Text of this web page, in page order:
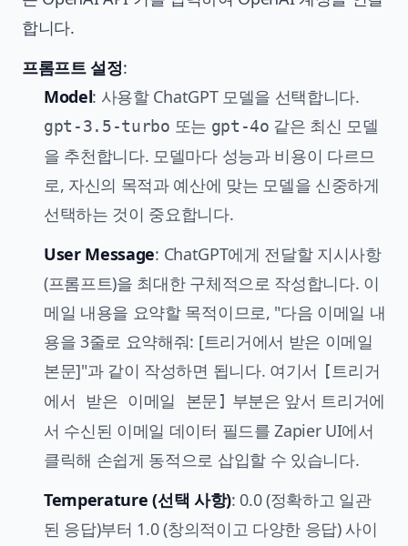
합니다.
프롬프트 설정:
Model: 사용할 ChatGPT 모델을 선택합니다.
gpt-3.5-turbo 또는 gpt-4o 같은 최신 모델
을 추천합니다. 모델마다 성능과 비용이 다르므
로, 자신의 목적과 예산에 맞는 모델을 신중하게
선택하는 것이 중요합니다.
User Message: ChatGPT에게 전달할 지시사항
(프롬프트)을 최대한 구체적으로 작성합니다. 이
메일 내용을 요약할 목적이므로, "다음 이메일 내
용을 3줄로 요약해줘: [트리거에서 받은 이메일
본문]"과 같이 작성하면 됩니다. 여기서 [트리거
에서 받은 이메일 본문] 부분은 앞서 트리거에
서 수신된 이메일 데이터 필드를 Zapier UI에서
클릭해 손쉽게 동적으로 삽입할 수 있습니다.
Temperature (선택 사항): 0.0 (정확하고 일관
된 응답)부터 1.0 (창의적이고 다양한 응답) 사이